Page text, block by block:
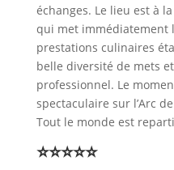
échanges. Le lieu est à
qui met immédiatement
prestations culinaires
belle diversité de mets
professionnel. Le
spectaculaire sur l’Arc
Tout le monde est
⭐⭐⭐⭐⭐